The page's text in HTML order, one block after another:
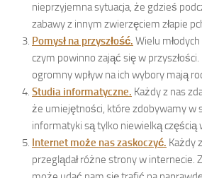
nieprzyjemna sytuacja, że gdzieś
zabawy z innym zwierzęciem złapie
Pomysł na przyszłość. Wielu
czym powinno zająć się w
ogromny wpływ na ich wybory mają
Studia informatyczne. Każdy z nas
że umiejętności, które zdobywamy w
informatyki są tylko niewielką częścią
Internet może nas zaskoczyć. Każdy
przeglądał różne strony w internecie.